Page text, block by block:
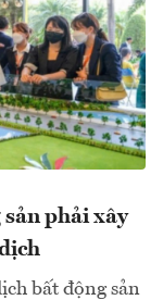
phải xây
bất động sản